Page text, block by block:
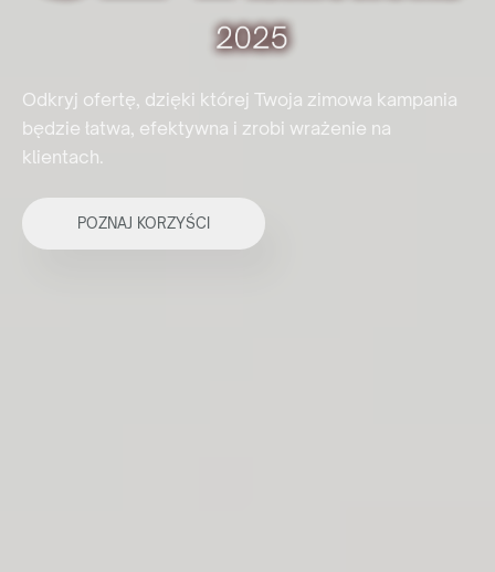
Odkryj ofertę, dzięki której Twoja zimowa kampania
będzie łatwa, efektywna i zrobi wrażenie na
klientach.
POZNAJ KORZYŚCI
Jesteś
klientem końcowym?
Nie jesteś agencją, ale interesuje Cię zakup naszych
produktów? Wyślij do nas zapytanie, a my wskażemy Ci
odpowiedniego dystrybutora w Twoim kraju.
ZAPYTAJ GDZIE KUPIĆ